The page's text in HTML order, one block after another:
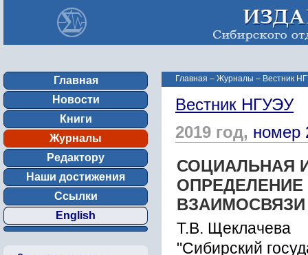
Главная
Новости
Книги
Журналы
Редактору
Наши достижения
Ссылки
English
Главная – Журналы – Вестник
Вестник НГУЭУ
2019 год, номер
СОЦИАЛЬНАЯ
ВЗАИМОСВЯЗИ
Т.В. Щеклачева
"Сибирский